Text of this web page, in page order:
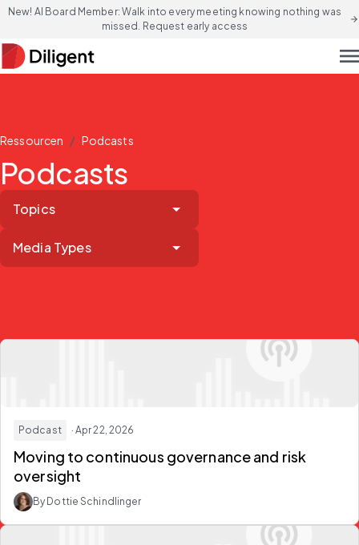
New! AI Board Member: Walk into every meeting knowing nothing was
missed. Request early access
arrow_forward
Ressourcen / Podcasts
Podcasts
Topics
Media Types
Podcast · Apr 22, 2026
Moving to continuous governance and risk
oversight
By Dottie Schindlinger